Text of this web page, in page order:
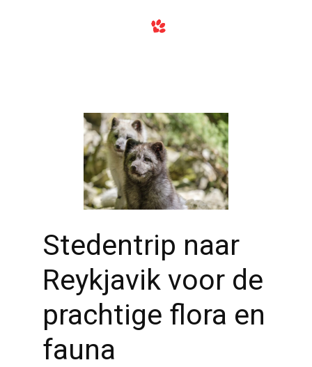
Stedentrip naar
Reykjavik voor de
prachtige flora en
fauna